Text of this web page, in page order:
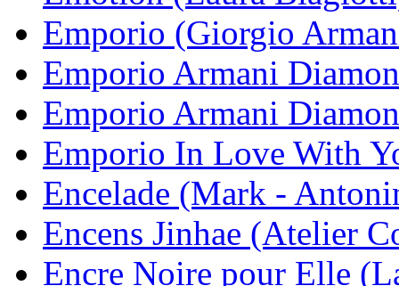
Emporio (Giorgio
Emporio Armani
Emporio Armani
Emporio In Love With
Encelade (Mark -
Encens Jinhae (Atelier
Encre Noire pour Elle